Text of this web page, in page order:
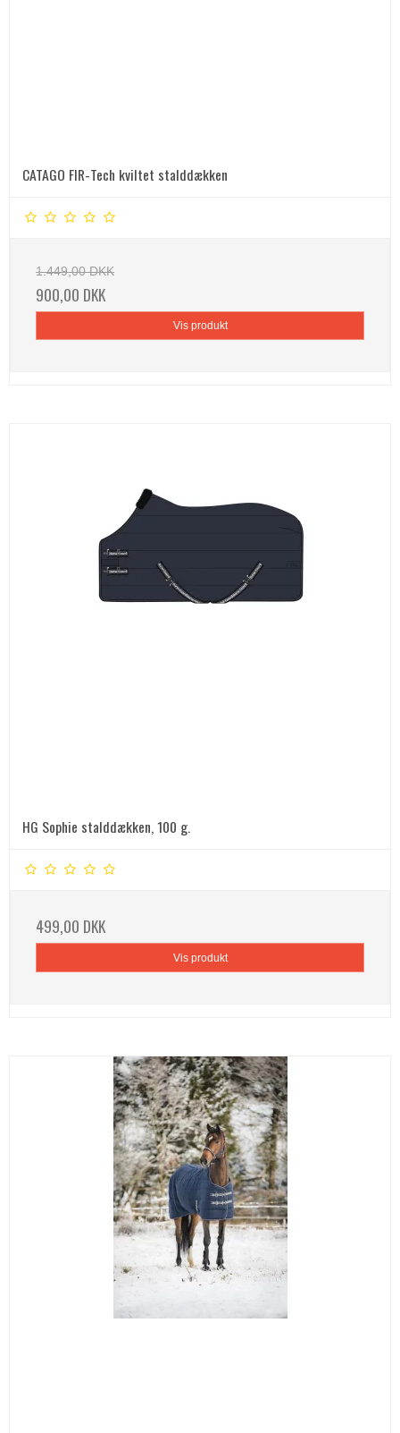
CATAGO FIR-Tech kviltet stalddækken
1.449,00 DKK
900,00 DKK
Vis produkt
HG Sophie stalddækken, 100 g.
499,00 DKK
Vis produkt